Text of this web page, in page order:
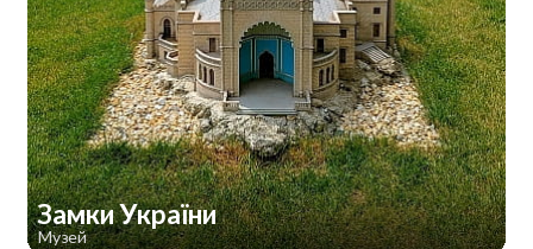
Замки України
Музей